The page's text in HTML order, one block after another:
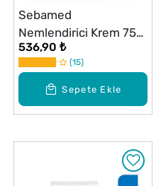
Sepete Ekle
Sebamed
Nemlendirici Krem 75
ml
536,90 ₺
15